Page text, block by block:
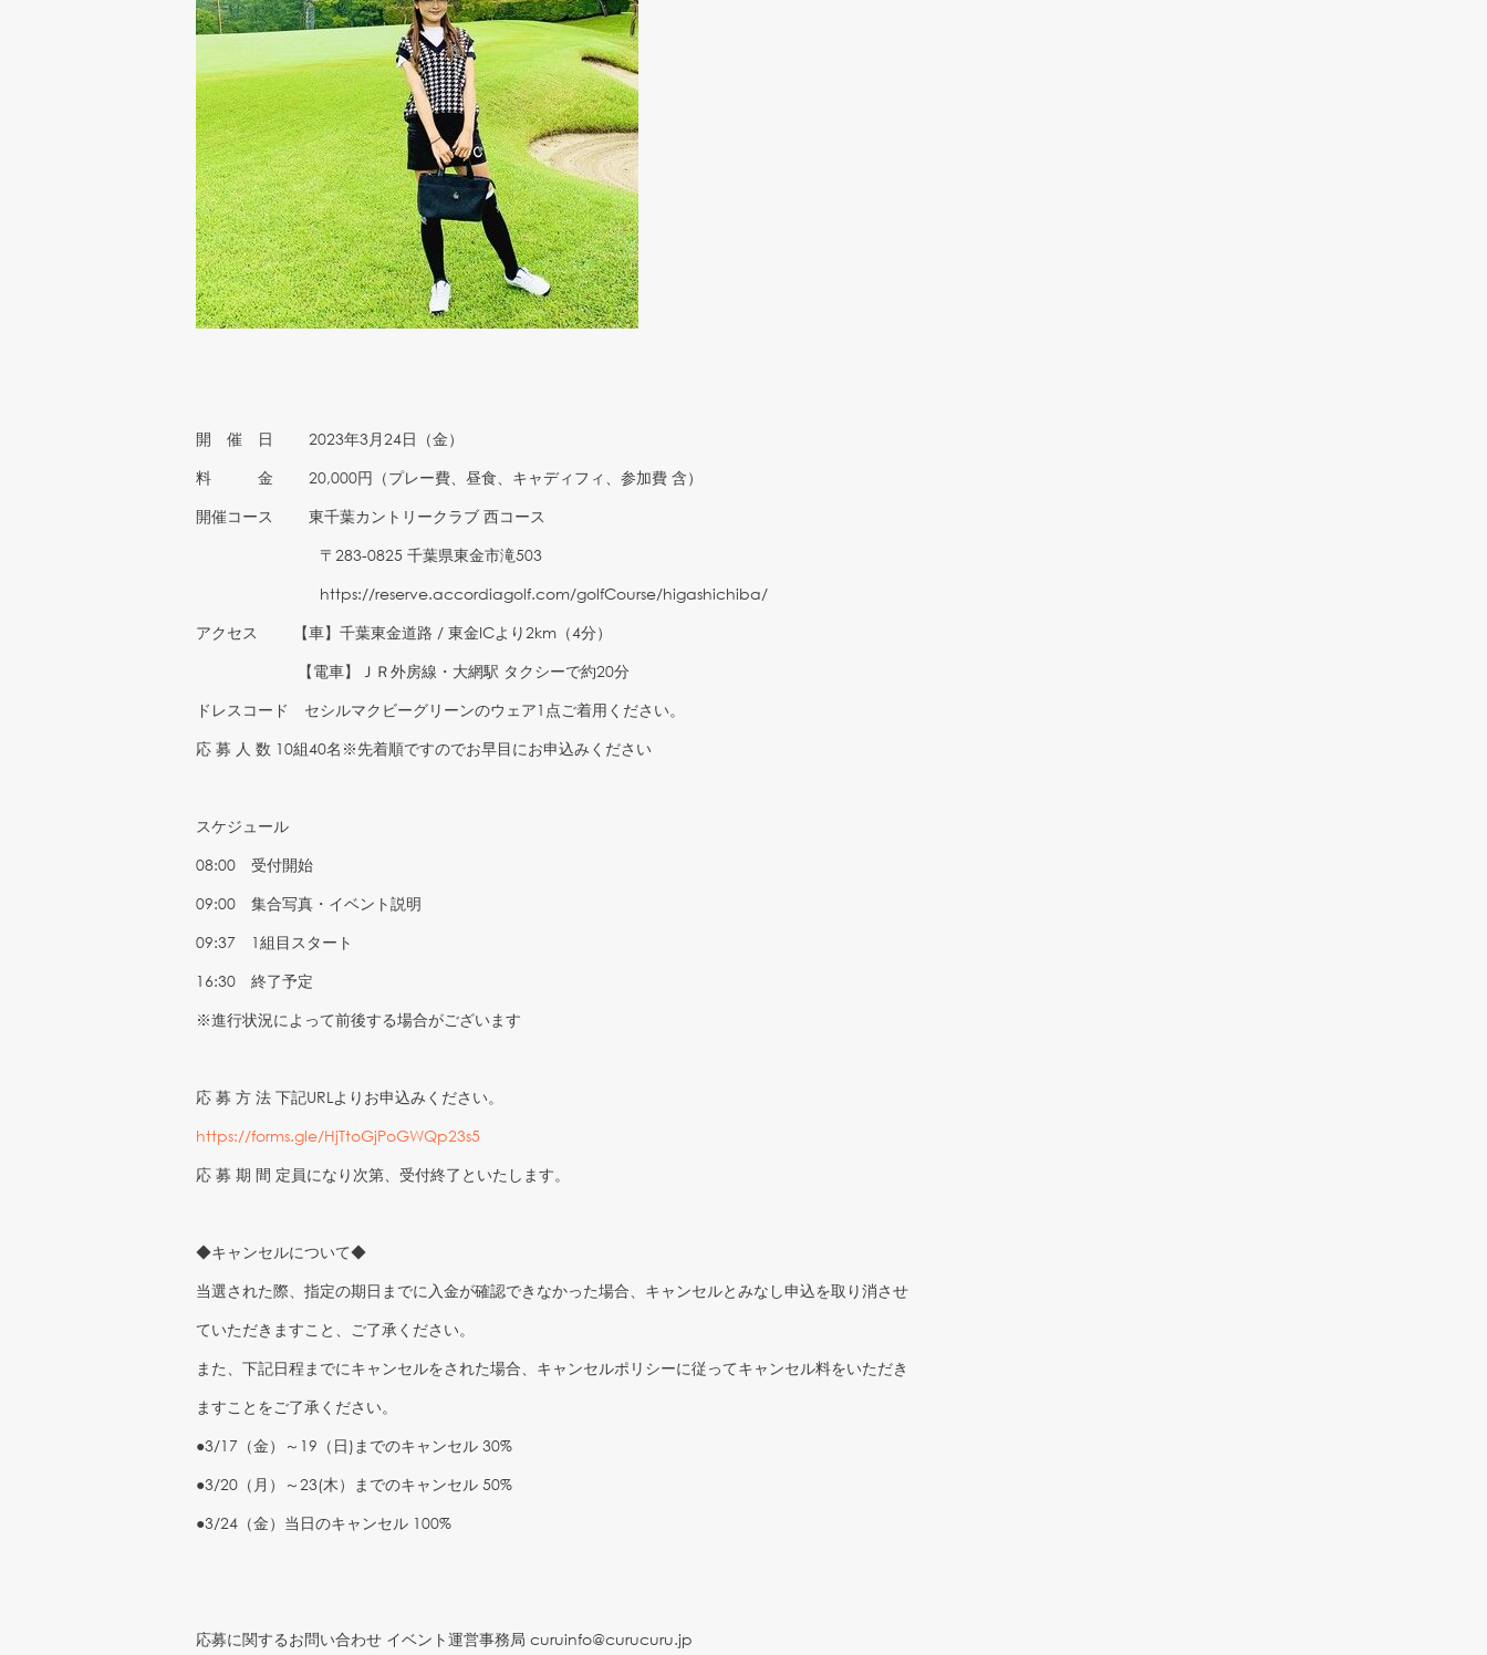
開 催 日 2023年3月24日（金）
料 金 20,000円（プレー費、昼食、キャディフィ、参加費 含）
開催コース 東千葉カントリークラブ 西コース
〒283-0825 千葉県東金市滝503
https://reserve.accordiagolf.com/golfCourse/higashichiba/
アクセス 【車】千葉東金道路 / 東金ICより2km（4分）
【電車】ＪＲ外房線・大網駅 タクシーで約20分
ドレスコード セシルマクビーグリーンのウェア1点ご着用ください。
応 募 人 数 10組40名※先着順ですのでお早目にお申込みください
スケジュール
08:00 受付開始
09:00 集合写真・イベント説明
09:37 1組目スタート
16:30 終了予定
※進行状況によって前後する場合がございます
応 募 方 法 下記URLよりお申込みください。
https://forms.gle/HjTtoGjPoGWQp23s5
応 募 期 間 定員になり次第、受付終了といたします。
◆キャンセルについて◆
当選された際、指定の期日までに入金が確認できなかった場合、キャンセルとみなし申込を取り消させ
ていただきますこと、ご了承ください。
また、下記日程までにキャンセルをされた場合、キャンセルポリシーに従ってキャンセル料をいただき
ますことをご了承ください。
●3/17（金）～19（日)までのキャンセル 30%
●3/20（月）～23(木）までのキャンセル 50%
●3/24（金）当日のキャンセル 100%
応募に関するお問い合わせ イベント運営事務局 curuinfo@curucuru.jp